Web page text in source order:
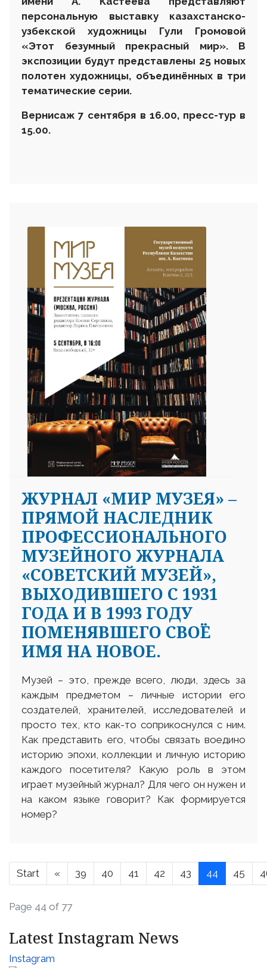
персональную выставку казахстанско-
узбекской художницы Гули Громовой
«Этот безумный прекрасный мир». В
экспозиции будут представлены 25 новых
полотен художницы, объединённых в три
тематические серии.
Вернисаж 7 сентября в 16.00, пресс-тур в
15.00.
ЖУРНАЛ «МИР МУЗЕЯ» –
ПРЯМОЙ НАСЛЕДНИК
ПРОФЕССИОНАЛЬНОГО
МУЗЕЙНОГО ЖУРНАЛА
«СОВЕТСКИЙ МУЗЕЙ»,
ВЫХОДИВШЕГО С 1931
ГОДА И В 1993 ГОДУ
ПОМЕНЯВШЕГО СВОЁ
ИМЯ НА НОВОЕ.
Музей – это, прежде всего, люди, здесь за
каждым предметом – личные истории его
создателей, хранителей, исследователей и
просто тех, кто как-то соприкоснулся с ним.
Как представить его, чтобы связать воедино
историю эпохи, коллекции и личную историю
каждого посетителя? Какую роль в этом
играет музейный журнал? Для чего он нужен и
на каком языке говорит? Как формируется
номер?
Start « 39 40 41 42 43 44 45
Page 44 of 77
Latest Instagram News
Instagram